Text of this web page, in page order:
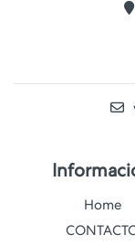
Home